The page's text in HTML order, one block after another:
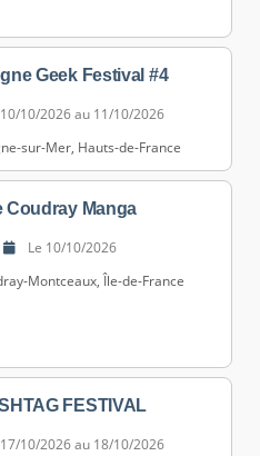
Geek Festival #4
10/2026 au 11/10/2026
sur-Mer, Hauts-de-France
Coudray Manga
Le 10/10/2026
Montceaux, Île-de-France
FESTIVAL
10/2026 au 18/10/2026